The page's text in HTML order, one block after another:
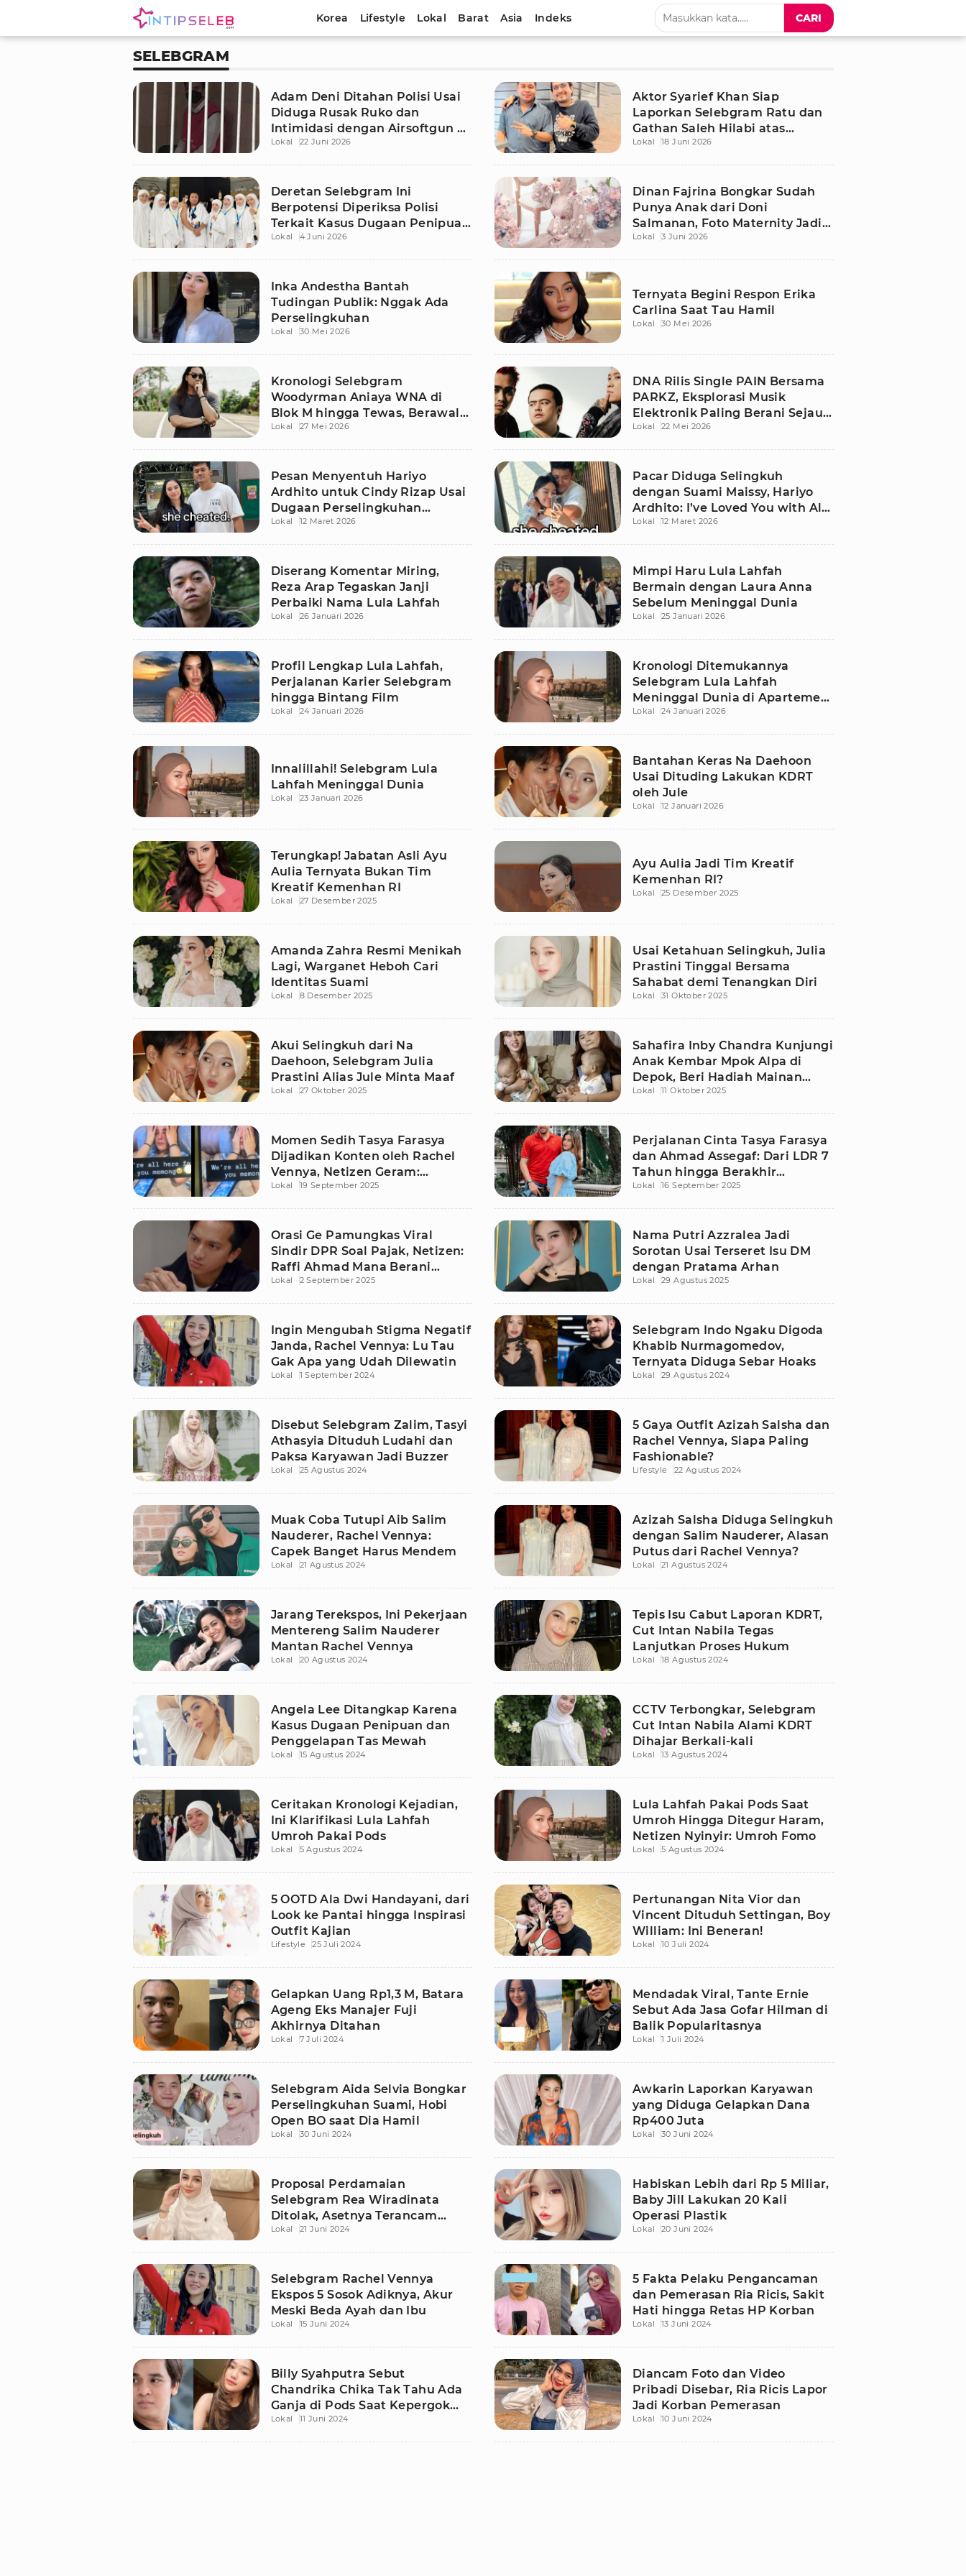
Korea Lifestyle Lokal Barat Asia Indeks CARI
SELEBGRAM
Adam Deni Ditahan Polisi Usai
Diduga Rusak Ruko dan
Intimidasi dengan Airsoftgun di
Jakarta Utara
Lokal 22 Juni 2026
Aktor Syarief Khan Siap
Laporkan Selebgram Ratu dan
Gathan Saleh Hilabi atas
Dugaan Pengancaman
Lokal 18 Juni 2026
Deretan Selebgram Ini
Berpotensi Diperiksa Polisi
Terkait Kasus Dugaan Penipuan
Umrah Hanania Group
Lokal 4 Juni 2026
Dinan Fajrina Bongkar Sudah
Punya Anak dari Doni
Salmanan, Foto Maternity Jadi
Sorotan
Lokal 3 Juni 2026
Inka Andestha Bantah
Tudingan Publik: Nggak Ada
Perselingkuhan
Lokal 30 Mei 2026
Ternyata Begini Respon Erika
Carlina Saat Tau Hamil
Lokal 30 Mei 2026
Kronologi Selebgram
Woodyrman Aniaya WNA di
Blok M hingga Tewas, Berawal
dari Adu Mulut
Lokal 27 Mei 2026
DNA Rilis Single PAIN Bersama
PARKZ, Eksplorasi Musik
Elektronik Paling Berani Sejauh
Ini
Lokal 22 Mei 2026
Pesan Menyentuh Hariyo
Ardhito untuk Cindy Rizap Usai
Dugaan Perselingkuhan
Terbongkar
Lokal 12 Maret 2026
Pacar Diduga Selingkuh
dengan Suami Maissy, Hariyo
Ardhito: I’ve Loved You with All
My Heart Cindy
Lokal 12 Maret 2026
Diserang Komentar Miring,
Reza Arap Tegaskan Janji
Perbaiki Nama Lula Lahfah
Lokal 26 Januari 2026
Mimpi Haru Lula Lahfah
Bermain dengan Laura Anna
Sebelum Meninggal Dunia
Lokal 25 Januari 2026
Profil Lengkap Lula Lahfah,
Perjalanan Karier Selebgram
hingga Bintang Film
Lokal 24 Januari 2026
Kronologi Ditemukannya
Selebgram Lula Lahfah
Meninggal Dunia di Apartemen
Jakarta Selatan
Lokal 24 Januari 2026
Innalillahi! Selebgram Lula
Lahfah Meninggal Dunia
Lokal 23 Januari 2026
Bantahan Keras Na Daehoon
Usai Dituding Lakukan KDRT
oleh Jule
Lokal 12 Januari 2026
Terungkap! Jabatan Asli Ayu
Aulia Ternyata Bukan Tim
Kreatif Kemenhan RI
Lokal 27 Desember 2025
Ayu Aulia Jadi Tim Kreatif
Kemenhan RI?
Lokal 25 Desember 2025
Amanda Zahra Resmi Menikah
Lagi, Warganet Heboh Cari
Identitas Suami
Lokal 8 Desember 2025
Usai Ketahuan Selingkuh, Julia
Prastini Tinggal Bersama
Sahabat demi Tenangkan Diri
Lokal 31 Oktober 2025
Akui Selingkuh dari Na
Daehoon, Selebgram Julia
Prastini Alias Jule Minta Maaf
Lokal 27 Oktober 2025
Sahafira Inby Chandra Kunjungi
Anak Kembar Mpok Alpa di
Depok, Beri Hadiah Mainan
Mobil-Mobilan
Lokal 11 Oktober 2025
Momen Sedih Tasya Farasya
Dijadikan Konten oleh Rachel
Vennya, Netizen Geram:
Harusnya Jaga Privasi!
Lokal 19 September 2025
Perjalanan Cinta Tasya Farasya
dan Ahmad Assegaf: Dari LDR 7
Tahun hingga Berakhir
Perceraian
Lokal 16 September 2025
Orasi Ge Pamungkas Viral
Sindir DPR Soal Pajak, Netizen:
Raffi Ahmad Mana Berani
Begini
Lokal 2 September 2025
Nama Putri Azzralea Jadi
Sorotan Usai Terseret Isu DM
dengan Pratama Arhan
Lokal 29 Agustus 2025
Ingin Mengubah Stigma Negatif
Janda, Rachel Vennya: Lu Tau
Gak Apa yang Udah Dilewatin
Lokal 1 September 2024
Selebgram Indo Ngaku Digoda
Khabib Nurmagomedov,
Ternyata Diduga Sebar Hoaks
Lokal 29 Agustus 2024
Disebut Selebgram Zalim, Tasyi
Athasyia Dituduh Ludahi dan
Paksa Karyawan Jadi Buzzer
Lokal 25 Agustus 2024
5 Gaya Outfit Azizah Salsha dan
Rachel Vennya, Siapa Paling
Fashionable?
Lifestyle 22 Agustus 2024
Muak Coba Tutupi Aib Salim
Nauderer, Rachel Vennya:
Capek Banget Harus Mendem
Lokal 21 Agustus 2024
Azizah Salsha Diduga Selingkuh
dengan Salim Nauderer, Alasan
Putus dari Rachel Vennya?
Lokal 21 Agustus 2024
Jarang Terekspos, Ini Pekerjaan
Mentereng Salim Nauderer
Mantan Rachel Vennya
Lokal 20 Agustus 2024
Tepis Isu Cabut Laporan KDRT,
Cut Intan Nabila Tegas
Lanjutkan Proses Hukum
Lokal 18 Agustus 2024
Angela Lee Ditangkap Karena
Kasus Dugaan Penipuan dan
Penggelapan Tas Mewah
Lokal 15 Agustus 2024
CCTV Terbongkar, Selebgram
Cut Intan Nabila Alami KDRT
Dihajar Berkali-kali
Lokal 13 Agustus 2024
Ceritakan Kronologi Kejadian,
Ini Klarifikasi Lula Lahfah
Umroh Pakai Pods
Lokal 5 Agustus 2024
Lula Lahfah Pakai Pods Saat
Umroh Hingga Ditegur Haram,
Netizen Nyinyir: Umroh Fomo
Lokal 5 Agustus 2024
5 OOTD Ala Dwi Handayani, dari
Look ke Pantai hingga Inspirasi
Outfit Kajian
Lifestyle 25 Juli 2024
Pertunangan Nita Vior dan
Vincent Dituduh Settingan, Boy
William: Ini Beneran!
Lokal 10 Juli 2024
Gelapkan Uang Rp1,3 M, Batara
Ageng Eks Manajer Fuji
Akhirnya Ditahan
Lokal 7 Juli 2024
Mendadak Viral, Tante Ernie
Sebut Ada Jasa Gofar Hilman di
Balik Popularitasnya
Lokal 1 Juli 2024
Selebgram Aida Selvia Bongkar
Perselingkuhan Suami, Hobi
Open BO saat Dia Hamil
Lokal 30 Juni 2024
Awkarin Laporkan Karyawan
yang Diduga Gelapkan Dana
Rp400 Juta
Lokal 30 Juni 2024
Proposal Perdamaian
Selebgram Rea Wiradinata
Ditolak, Asetnya Terancam
Disita
Lokal 21 Juni 2024
Habiskan Lebih dari Rp 5 Miliar,
Baby Jill Lakukan 20 Kali
Operasi Plastik
Lokal 20 Juni 2024
Selebgram Rachel Vennya
Ekspos 5 Sosok Adiknya, Akur
Meski Beda Ayah dan Ibu
Lokal 15 Juni 2024
5 Fakta Pelaku Pengancaman
dan Pemerasan Ria Ricis, Sakit
Hati hingga Retas HP Korban
Lokal 13 Juni 2024
Billy Syahputra Sebut
Chandrika Chika Tak Tahu Ada
Ganja di Pods Saat Kepergok
Polisi
Lokal 11 Juni 2024
Diancam Foto dan Video
Pribadi Disebar, Ria Ricis Lapor
Jadi Korban Pemerasan
Lokal 10 Juni 2024